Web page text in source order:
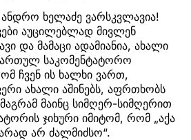
ანდრო ხელაძე ვარსკვლავია!
აუცილებლად მივლენ
და მამაცი ადამიანია, ახალი
საკომენტატორო
ჩვენ ის ხალხი ვართ,
ახალი აშინებს, აფრთხობს
მაინც სიმღერ-სიმღერით
ჯიხური იმიტომ, რომ „აქა
არ ძალმიძსო“.